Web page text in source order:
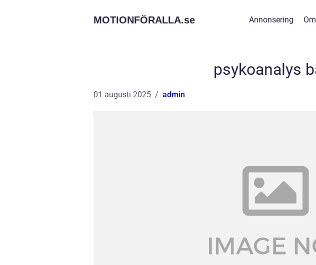
MOTIONFÖRALLA.se Annonsering
psykoanalys
01 augusti 2025 admin